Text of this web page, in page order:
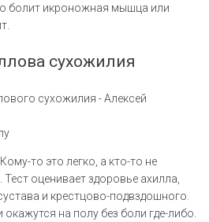
болит икроножная мышца или
сухожилия
то это легко, а кто-то не
оценивает здоровье ахилла,
и крестцово-подвздошного.
окажутся на полу без боли где-либо.